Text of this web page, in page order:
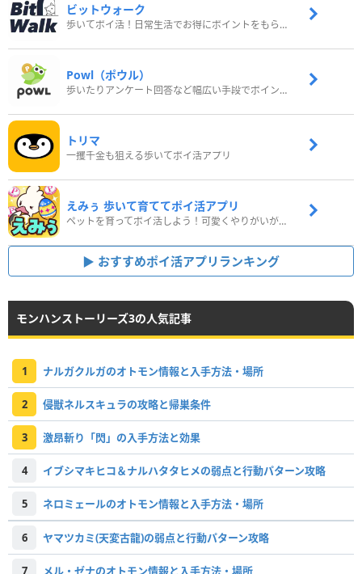
ビットウォーク
歩いてポイ活！日常生活でお得にポイントをもらおう
Powl（ポウル）
歩いたりアンケート回答など幅広い手段でポイントをゲット
トリマ
一攫千金も狙える歩いてポイ活アプリ
えみぅ 歩いて育ててポイ活アプリ
ペットを育ってポイ活しよう！可愛くやりがいがある新感覚アプリ
おすすめポイ活アプリランキング
モンハンストーリーズ3の人気記事
1 ナルガクルガのオトモン情報と入手方法・場所
2 侵獣ネルスキュラの攻略と帰巣条件
3 激昂斬り「閃」の入手方法と効果
4 イブシマキヒコ＆ナルハタタヒメの弱点と行動パターン攻略
5 ネロミェールのオトモン情報と入手方法・場所
6 ヤマツカミ(天変古龍)の弱点と行動パターン攻略
7 メル・ゼナのオトモン情報と入手方法・場所